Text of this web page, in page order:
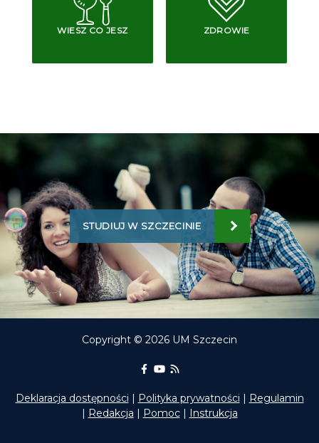
WIESZ CO JESZ ZDROWIE
STUDIUJ W SZCZECINIE
Copyright © 2026 UM Szczecin
Portal Edukacyjny na Facebooku
kanał Youtube Portalu
Deklaracja dostępności | Polityka prywatności | Regulamin
| Redakcja | Pomoc| Instrukcja